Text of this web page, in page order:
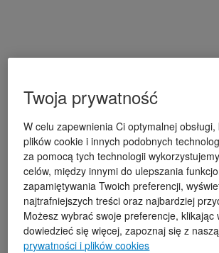
Twoja prywatność
W celu zapewnienia Ci optymalnej
plików cookie i innych podobnych
za pomocą tych technologii
celów, między innymi do ulepszania
zapamiętywania Twoich preferencji,
najtrafniejszych treści oraz najbardziej
Możesz wybrać swoje preferencje, klikając
dowiedzieć się więcej, zapoznaj się z naszą
prywatności i plików cookies